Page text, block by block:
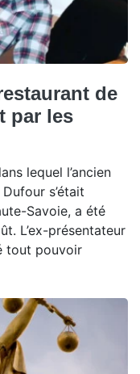
de
par les
lequel l’ancien
s’était
Savoie, a été
L’ex-présentateur
tout pouvoir